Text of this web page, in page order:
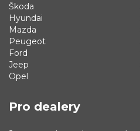
Škoda
Hyundai
Mazda
Peugeot
Ford
Jeep
Opel
Pro dealery